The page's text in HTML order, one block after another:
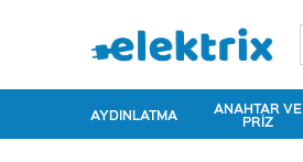
AYDINLATMA ANAHTAR VE
PRIZ